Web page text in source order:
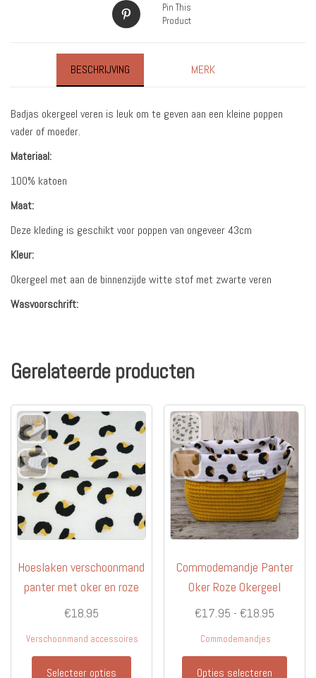
Pin This
Product
BESCHRIJVING MERK
Badjas okergeel veren is leuk om te geven aan een kleine poppen
vader of moeder.
Materiaal:
100% katoen
Maat:
Deze kleding is geschikt voor poppen van ongeveer 43cm
Kleur:
Okergeel met aan de binnenzijde witte stof met zwarte veren
Wasvoorschrift:
Gerelateerde producten
Hoeslaken verschoonmand
panter met oker en roze
€18.95
Verschoonmand accessoires
Selecteer opties
Commodemandje Panter
Oker Roze Okergeel
€17.95 - €18.95
Commodemandjes
Opties selecteren
Dit